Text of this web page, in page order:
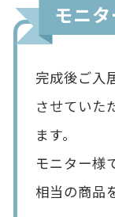
モニ
完成後ご入
させていた
ます。
モニター様
相当の商品